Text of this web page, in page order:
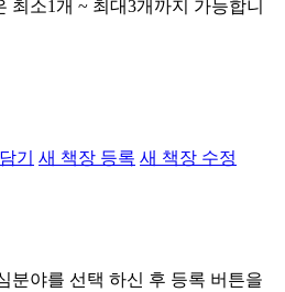
최소1개 ~ 최대3개까지 가능합니
기 새 책장 등록 새 책장 수정
분야를 선택 하신 후 등록 버튼을